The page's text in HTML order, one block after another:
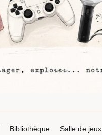
Bibliothèque Salle de jeux